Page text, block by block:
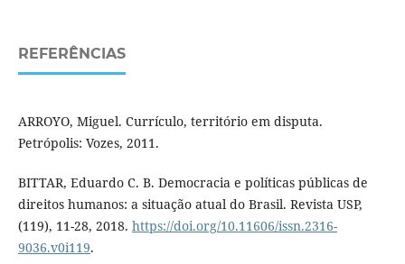
REFERÊNCIAS
ARROYO, Miguel. Currículo, território em disputa.
Petrópolis: Vozes, 2011.
BITTAR, Eduardo C. B. Democracia e políticas públicas de
direitos humanos: a situação atual do Brasil. Revista USP,
(119), 11-28, 2018. https://doi.org/10.11606/issn.2316-
9036.v0i119.